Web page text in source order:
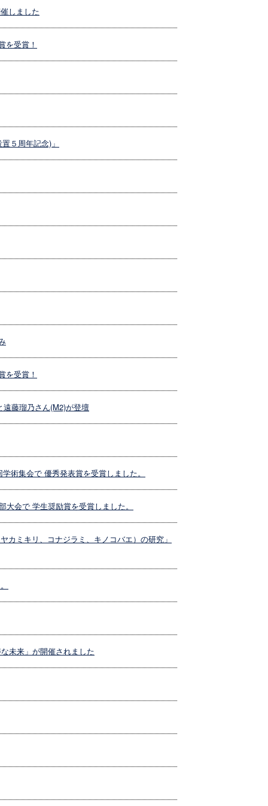
しました
を受賞！
５周年記念)」
を受賞！
遠藤瑠乃さん(M2)が登壇
術集会で 優秀発表賞を受賞しました。
会で 学生奨励賞を受賞しました。
カミキリ、コナジラミ、キノコバエ）の研究」
未来」が開催されました